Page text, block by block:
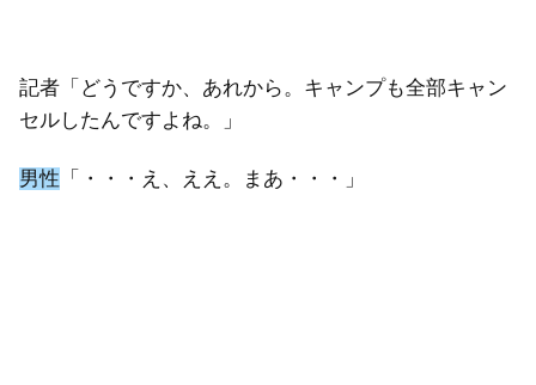
記者「どうですか、あれから。キャンプも全部キャン
セルしたんですよね。」
男性 「・・・え、ええ。まあ・・・」